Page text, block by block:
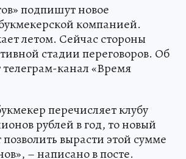
подпишут новое
компанией.
летом. Сейчас стороны
стадии переговоров. Об
канал «Время
перечисляет клубу
рублей в год, то новый
вырасти этой сумме
– написано в посте.